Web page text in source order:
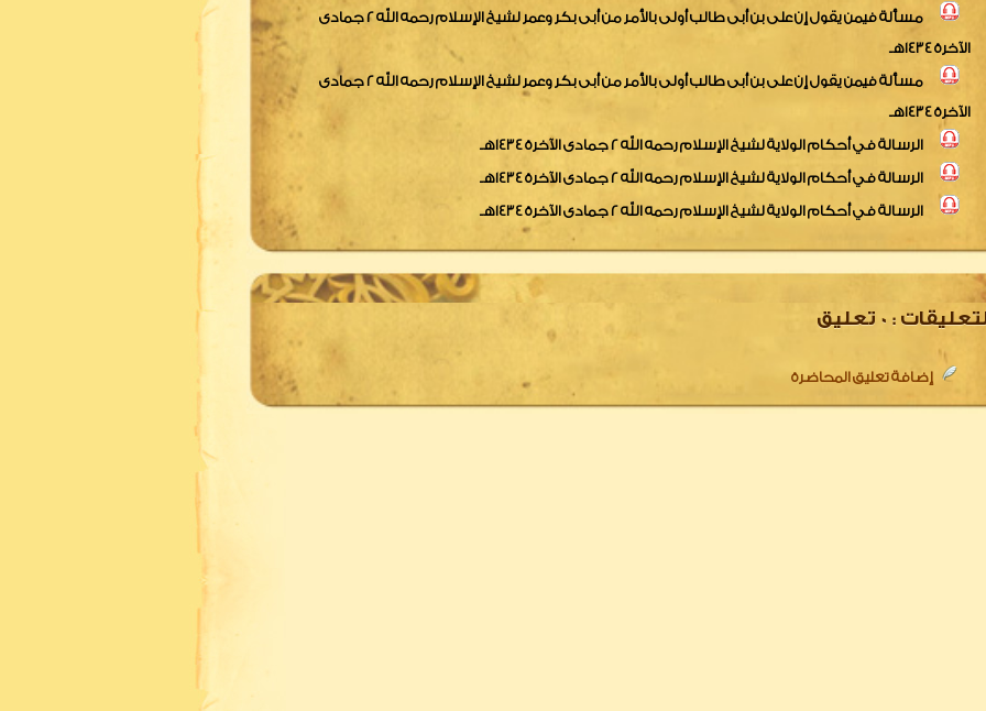
مسألة فيمن يقول إن على بن أبى طالب أولى بالأمر من أبى بكر وعمر لشيخ الإسلام رحمه الله 2 جمادى
الآخرة 1434هـ
مسألة فيمن يقول إن على بن أبى طالب أولى بالأمر من أبى بكر وعمر لشيخ الإسلام رحمه الله 2 جمادى
الآخرة 1434هـ
الرسالة في أحكام الولاية لشيخ الإسلام رحمه الله 2 جمادى الآخرة 1434هـ
الرسالة في أحكام الولاية لشيخ الإسلام رحمه الله 2 جمادى الآخرة 1434هـ
الرسالة في أحكام الولاية لشيخ الإسلام رحمه الله 2 جمادى الآخرة 1434هـ
:
0 تعليق
إضافة تعليق المحاضرة